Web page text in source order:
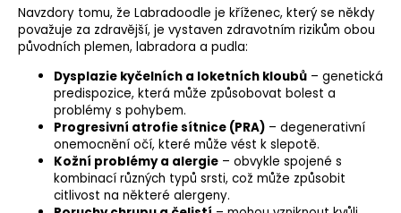
Navzdory tomu, že Labradoodle je kříženec, který se někdy
považuje za zdravější, je vystaven zdravotním rizikům obou
původních plemen, labradora a pudla:
Dysplazie kyčelních a loketních kloubů – genetická
predispozice, která může způsobovat bolest a
problémy s pohybem.
Progresivní atrofie sítnice (PRA) – degenerativní
onemocnění očí, které může vést k slepotě.
Kožní problémy a alergie – obvykle spojené s
kombinací různých typů srsti, což může způsobit
citlivost na některé alergeny.